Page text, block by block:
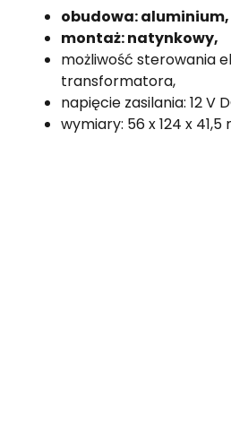
obudowa: aluminium,
montaż: natynkowy,
możliwość sterowania
transformatora,
napięcie zasilania: 12 V
wymiary: 56 x 124 x 41,5